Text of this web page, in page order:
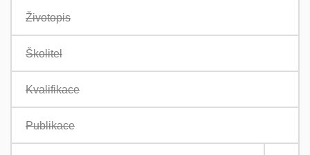
Životopis
Školitel
Kvalifikace
Publikace